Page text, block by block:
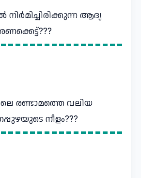
നിർമിച്ചിരിക്കുന്ന ആദ്യ
രണ്ടാമത്തെ വലിയ
നീളം???